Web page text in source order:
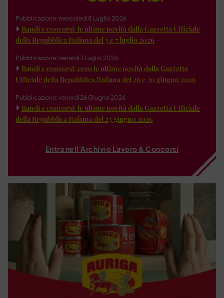
Pubblicazione: mercoledì 8 Luglio 2026
Bandi e concorsi: le ultime novità dalla Gazzetta Ufficiale
della Repubblica Italiana del 3 e 7 luglio 2026
Pubblicazione: venerdì 3 Luglio 2026
Bandi e concorsi: ecco le ultime novità dalla Gazzetta
Ufficiale della Repubblica Italiana del 26 e 30 giugno 2026
Pubblicazione: venerdì 26 Giugno 2026
Bandi e concorsi: le ultime novità dalla Gazzetta Ufficiale
della Repubblica Italiana del 23 giugno 2026
Entra nell'Archivio Lavoro & Concorsi